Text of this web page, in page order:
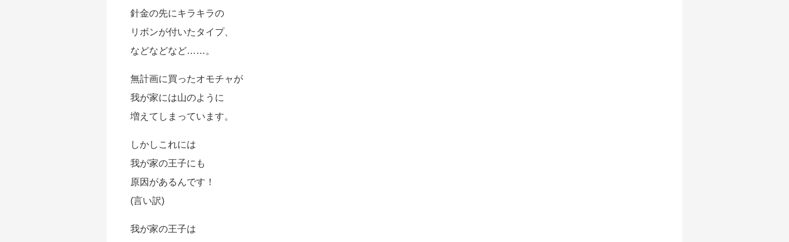
針金の先にキラキラの
リボンが付いたタイプ、
などなどなど……。
無計画に買ったオモチャが
我が家には山のように
増えてしまっています。
しかしこれには
我が家の王子にも
原因があるんです！
(言い訳)
我が家の王子は